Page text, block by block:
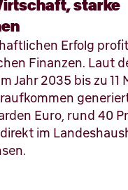
starke
Erfolg
Finanzen. Laut
Jahr 2035 bis zu 11
Euro, rund 40
im